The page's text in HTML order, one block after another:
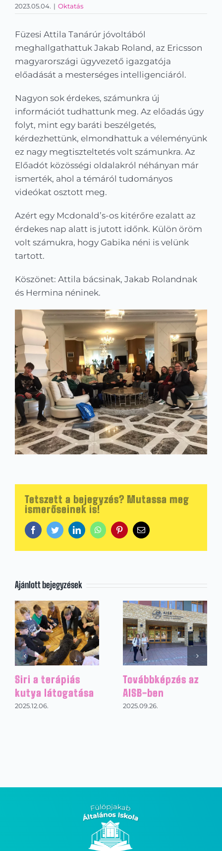
KRÉTA
2023.05.04. | Oktatás
Füzesi Attila Tanárúr jóvoltából
meghallgathattuk Jakab Roland, az Ericsson
magyarországi ügyvezető igazgatója
előadását a mesterséges intelligenciáról.
Nagyon sok érdekes, számunkra új
információt tudhattunk meg. Az előadás úgy
folyt, mint egy baráti beszélgetés,
kérdezhettünk, elmondhattuk a véleményünk
ez nagy megtiszteltetés volt számunkra. Az
Előadót közösségi oldalakról néhányan már
ismerték, ahol a témáról tudományos
videókat osztott meg.
Azért egy Mcdonald’s-os kitérőre ezalatt az
érdekes nap alatt is jutott időnk. Külön öröm
volt számukra, hogy Gabika néni is velünk
tartott.
Köszönet: Attila bácsinak, Jakab Rolandnak
és Hermina néninek.
Tetszett a bejegyzés? Mutassa meg
ismerőseinek is!
FacebookTwitterLinkedInWhatsAppPinterestEmail:
Ajánlott bejegyzések
Siri a terápiás
kutya látogatása
2025.12.06.
Továbbképzés az
AISB-ben
2025.09.26.